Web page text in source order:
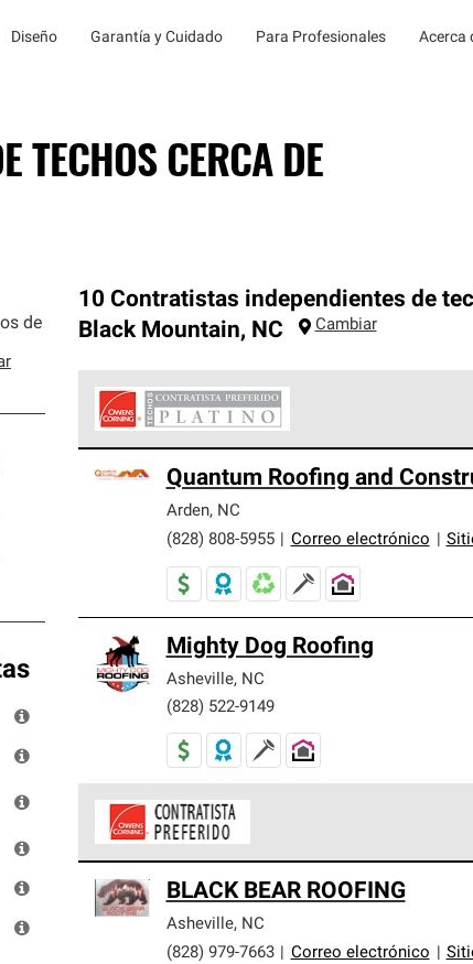
Diseño Garantía y Cuidado Para Profesionales Acerca
TECHOS CERCA DE
de
10 Contratistas independientes de
Black Mountain, NC Cambiar
cumplen con estándares estrictos de
ofrecer nuestra mejor garantía de sistemas de
Quantum Roofing and
Arden, NC
(828) 808-5955
Correo electrónico
Mighty Dog Roofing
Asheville, NC
(828) 522-9149
cumplen con altos estándares y requisitos
BLACK BEAR ROOFING
Asheville, NC
(828) 979-7663
Correo electrónico